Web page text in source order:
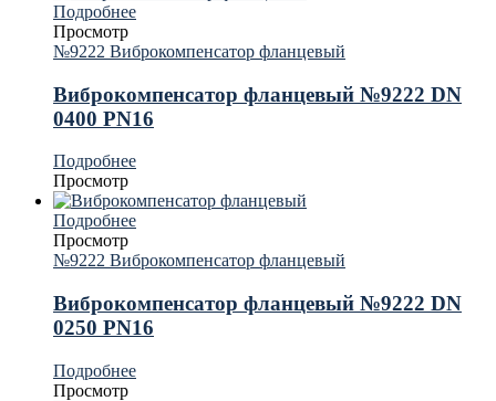
Подробнее
Просмотр
№9222 Виброкомпенсатор фланцевый
Виброкомпенсатор фланцевый №9222 DN
0400 PN16
Подробнее
Просмотр
Подробнее
Просмотр
№9222 Виброкомпенсатор фланцевый
Виброкомпенсатор фланцевый №9222 DN
0250 PN16
Подробнее
Просмотр